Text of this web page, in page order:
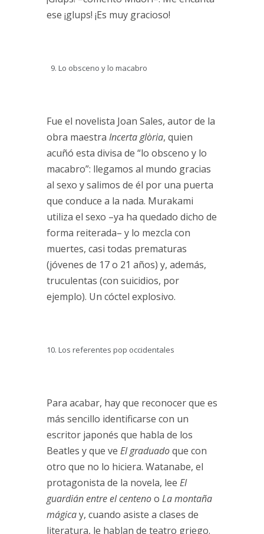
ese ¡glups! ¡Es muy gracioso!
Lo obsceno y lo macabro
Fue el novelista Joan Sales, autor de la
obra maestra Incerta glòria, quien
acuñó esta divisa de “lo obsceno y lo
macabro”: llegamos al mundo gracias
al sexo y salimos de él por una puerta
que conduce a la nada. Murakami
utiliza el sexo –ya ha quedado dicho de
forma reiterada– y lo mezcla con
muertes, casi todas prematuras
(jóvenes de 17 o 21 años) y, además,
truculentas (con suicidios, por
ejemplo). Un cóctel explosivo.
Los referentes pop occidentales
Para acabar, hay que reconocer que es
más sencillo identificarse con un
escritor japonés que habla de los
Beatles y que ve El graduadoque con
otro que no lo hiciera. Watanabe, el
protagonista de la novela, lee El
guardián entre el centenoo La montaña
mágicay, cuando asiste a clases de
literatura, le hablan de teatro griego.